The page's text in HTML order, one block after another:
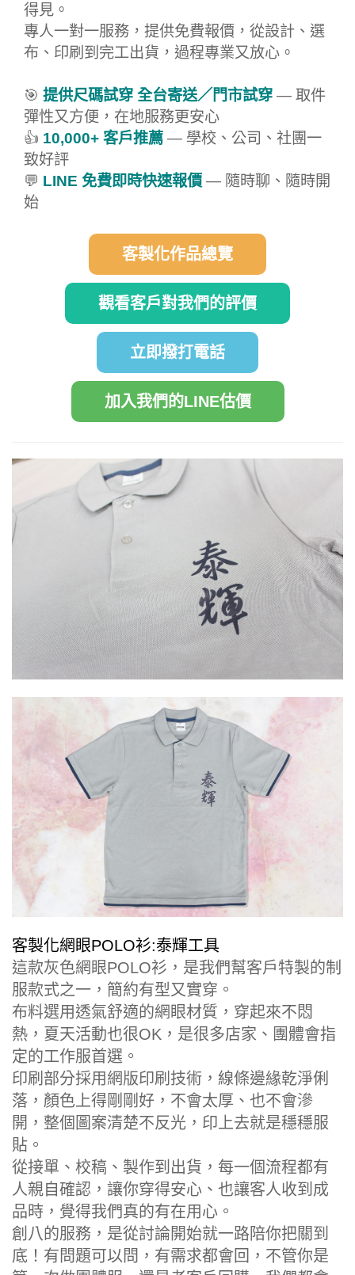
得見。
專人一對一服務，提供免費報價，從設計、選
布、印刷到完工出貨，過程專業又放心。
🎯 提供尺碼試穿 全台寄送／門市試穿 — 取件
彈性又方便，在地服務更安心
👍 10,000+ 客戶推薦 — 學校、公司、社團一
致好評
💬 LINE 免費即時快速報價 — 隨時聊、隨時開
始
客製化作品總覽
觀看客戶對我們的評價
立即撥打電話
加入我們的LINE估價
客製化網眼POLO衫:泰輝工具
這款灰色網眼POLO衫，是我們幫客戶特製的制
服款式之一，簡約有型又實穿。
布料選用透氣舒適的網眼材質，穿起來不悶
熱，夏天活動也很OK，是很多店家、團體會指
定的工作服首選。
印刷部分採用網版印刷技術，線條邊緣乾淨俐
落，顏色上得剛剛好，不會太厚、也不會滲
開，整個圖案清楚不反光，印上去就是穩穩服
貼。
從接單、校稿、製作到出貨，每一個流程都有
人親自確認，讓你穿得安心、也讓客人收到成
品時，覺得我們真的有在用心。
創八的服務，是從討論開始就一路陪你把關到
底！有問題可以問，有需求都會回，不管你是